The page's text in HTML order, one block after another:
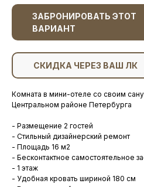
ЗАБРОНИРОВАТЬ ЭТОТ
ВАРИАНТ
СКИДКА ЧЕРЕЗ ВАШ ЛК
Комната в мини-отеле со своим
Центральном районе Петербурга
- Размещение 2 гостей
- Стильный дизайнерский ремонт
- Площадь 16 м2
- Бесконтактное самостоятельное
- 1 этаж
- Удобная кровать шириной 180 см